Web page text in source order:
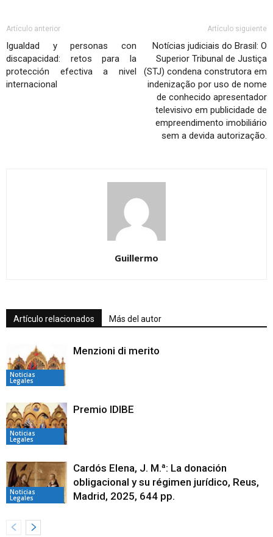
Artículo anterior
Igualdad y personas con
discapacidad: retos para la
protección efectiva a nivel
internacional
Artículo siguiente
Notícias judiciais do Brasil: O
Superior Tribunal de Justiça
(STJ) condena construtora em
indenização por uso de nome
de conhecido apresentador
televisivo em publicidade de
empreendimento imobiliário
sem a devida autorização.
Guillermo
Artículo relacionados Más del autor
Noticias
Legales
Menzioni di merito
Noticias
Legales
Premio IDIBE
Noticias
Legales
Cardós Elena, J. M.ª: La donación
obligacional y su régimen jurídico, Reus,
Madrid, 2025, 644 pp.